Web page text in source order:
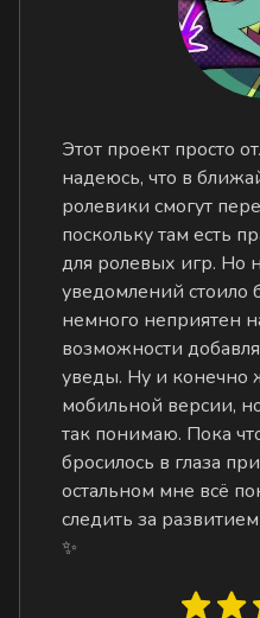
Этот проект просто
надеюсь, что в
ролевики смогут
поскольку там есть
для ролевых игр. Но
уведомлений стоило
немного неприятен
возможности
уведы. Ну и конечно
мобильной версии,
так понимаю. Пока
бросилось в глаза
остальном мне всё
следить за
✨